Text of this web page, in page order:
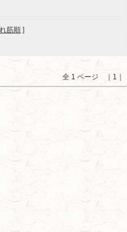
筋順 ]
全 1 ページ ｜1｜